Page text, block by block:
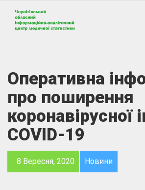
Оперативна
про поширення
коронавірусної
COVID-19
8 Вересня, 2020 Новини